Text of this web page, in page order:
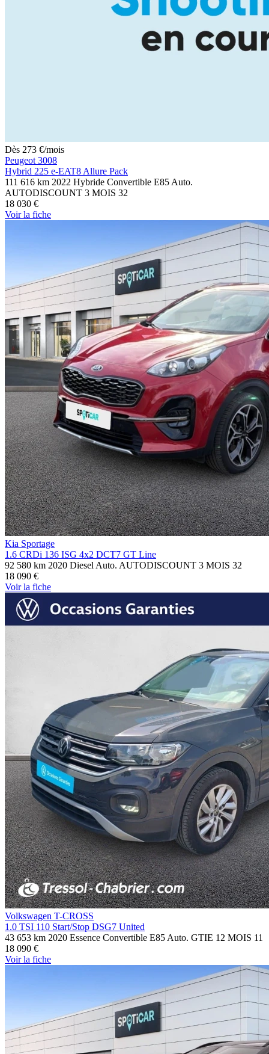
Dès 273 €/mois
Peugeot 3008
Hybrid 225 e-EAT8 Allure Pack
111 616 km 2022 Hybride Convertible E85 Auto.
AUTODISCOUNT 3 MOIS 32
18 030 €
Voirla fiche
Kia Sportage
1.6 CRDi 136 ISG 4x2 DCT7 GT Line
92 580 km 2020 Diesel Auto. AUTODISCOUNT 3 MOIS 32
18 090 €
Voirla fiche
Volkswagen T-CROSS
1.0 TSI 110 Start/Stop DSG7 United
43 653 km 2020 Essence Convertible E85 Auto. GTIE 12 MOIS 11
18 090 €
Voirla fiche